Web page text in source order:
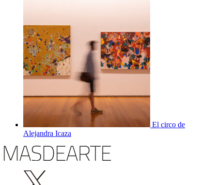
El circo de
Alejandra Icaza